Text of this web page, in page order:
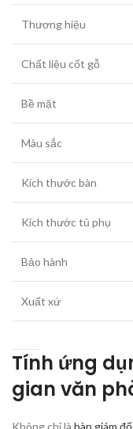
Thương hiệu
Chất liệu cốt gỗ
Bề mặt
Màu sắc
Kích thước bàn
Kích thước tủ phụ
Bảo hành
Xuất xứ
Tính ứng
gian văn